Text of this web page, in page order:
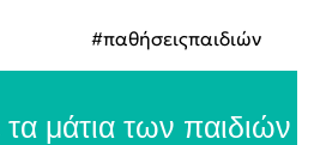
#παθήσειςπαιδιών
μάτια των παιδιών